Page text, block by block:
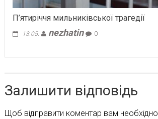
П’ятиріччя мильниківської трагедії
13.05. nezhatin 0
Залишити відповідь
Щоб відправити коментар вам необхідно